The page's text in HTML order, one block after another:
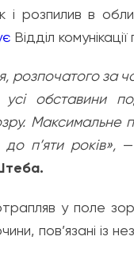
розпилив в
Відділ
розпочатого за
обставини
п’яти років»,
у поле
пов’язані із